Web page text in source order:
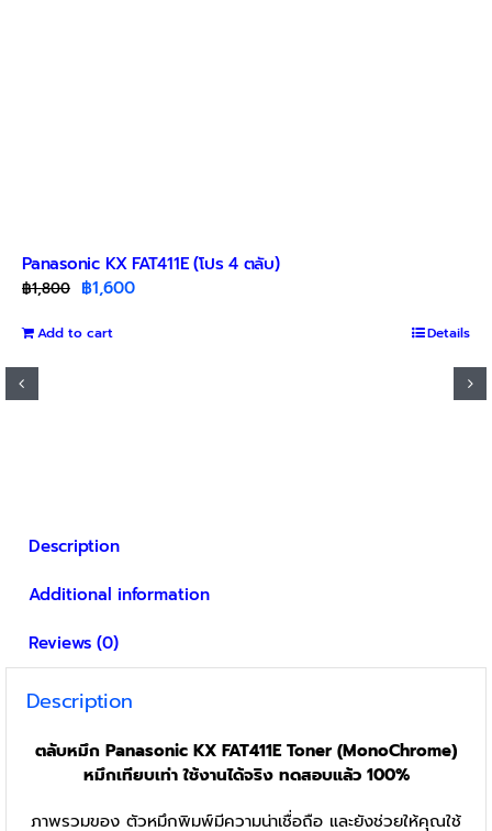
Panasonic KX FAT411E (โปร 4 ตลับ)
฿1,800 Original
was:
฿1,600Current
Add to cart Details
Description
Additional information
Reviews (0)
Description
ตลับหมึก Panasonic KX FAT411E Toner (MonoChrome)
หมึกเทียบเท่า ใช้งานได้จริง ทดสอบแล้ว 100%
ภาพรวมของ ตัวหมึกพิมพ์มีความน่าเชื่อถือ และยังช่วยให้คุณใช้